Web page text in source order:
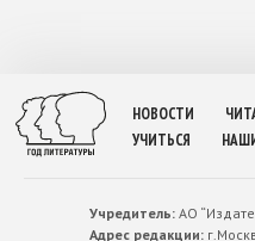
НОВОСТИ
УЧИТЬСЯ
Учредитель:АО
Адрес редакции: